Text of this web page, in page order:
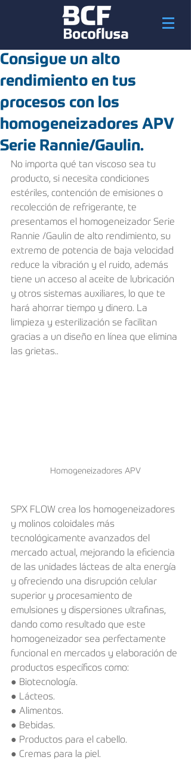
Consigue un alto
rendimiento en tus
procesos con los
homogeneizadores APV
Serie Rannie/Gaulin.
No importa qué tan viscoso sea tu
producto, si necesita condiciones
estériles, contención de emisiones o
recolección de refrigerante, te
presentamos el homogeneizador Serie
Rannie /Gaulin de alto rendimiento, su
extremo de potencia de baja velocidad
reduce la vibración y el ruido, además
tiene un acceso al aceite de lubricación
y otros sistemas auxiliares, lo que te
hará ahorrar tiempo y dinero. La
limpieza y esterilización se facilitan
gracias a un diseño en línea que elimina
las grietas..
Homogeneizadores APV
SPX FLOW crea los homogeneizadores
y molinos coloidales más
tecnológicamente avanzados del
mercado actual, mejorando la eficiencia
de las unidades lácteas de alta energía
y ofreciendo una disrupción celular
superior y procesamiento de
emulsiones y dispersiones ultrafinas,
dando como resultado que este
homogeneizador sea perfectamente
funcional en mercados y elaboración de
productos específicos como:
● Biotecnología.
● Lácteos.
● Alimentos.
● Bebidas.
● Productos para el cabello.
● Cremas para la piel.